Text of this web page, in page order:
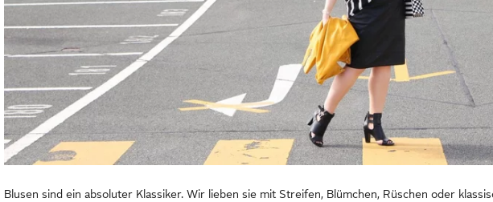
Blusen sind ein absoluter Klassiker. Wir lieben sie mit Streifen, Blümchen, Rüschen oder